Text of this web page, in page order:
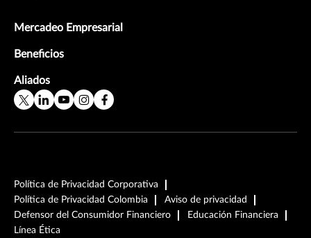
Mercadeo Empresarial
Beneficios
Aliados
Política de Privacidad Corporativa
Política de Privacidad Colombia
Aviso de privacidad
Defensor del Consumidor Financiero
Educación Financiera
Línea Ética